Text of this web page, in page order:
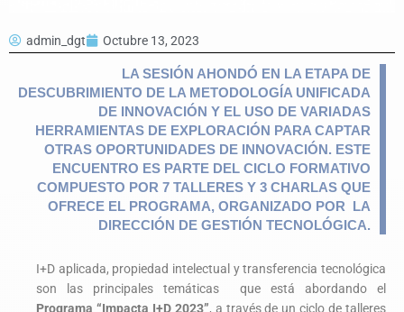
admin_dgt Octubre 13, 2023
LA SESIÓN AHONDÓ EN LA ETAPA DE
DESCUBRIMIENTO DE LA METODOLOGÍA UNIFICADA
DE INNOVACIÓN Y EL USO DE VARIADAS
HERRAMIENTAS DE EXPLORACIÓN PARA CAPTAR
OTRAS OPORTUNIDADES DE INNOVACIÓN. ESTE
ENCUENTRO ES PARTE DEL CICLO FORMATIVO
COMPUESTO POR 7 TALLERES Y 3 CHARLAS QUE
OFRECE EL PROGRAMA, ORGANIZADO POR LA
DIRECCIÓN DE GESTIÓN TECNOLÓGICA.
I+D aplicada, propiedad intelectual y transferencia tecnológica
son las principales temáticas que está abordando el
Programa “Impacta I+D 2023”, a través de un ciclo de talleres